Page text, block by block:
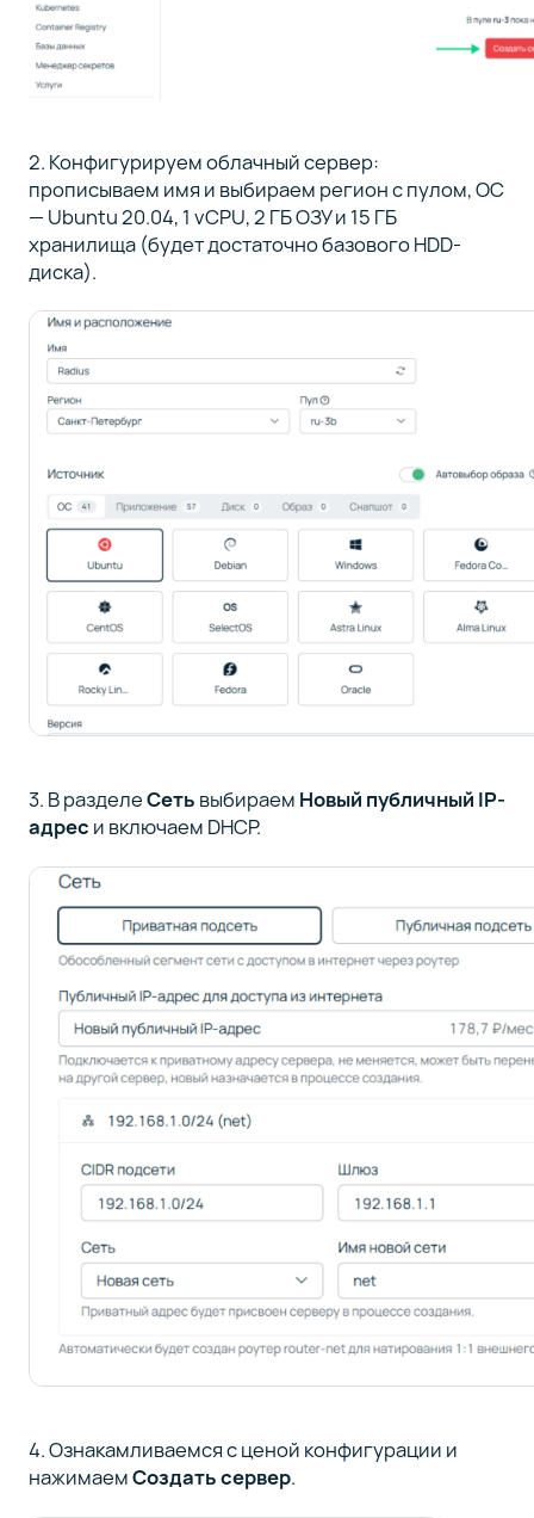
2. Конфигурируем облачный сервер:
прописываем имя и выбираем регион с пулом, ОС
— Ubuntu 20.04, 1 vCPU, 2 ГБ ОЗУ и 15 ГБ
хранилища (будет достаточно базового HDD-
диска).
3. В разделеСеть выбираем Новый публичный IP-
адрес и включаем DHCP.
4. Ознакамливаемся с ценой конфигурации и
нажимаемСоздать сервер.